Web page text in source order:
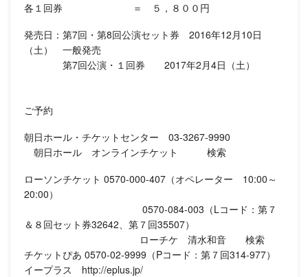
各１回券 ＝ ５，８００円
発売日：第7回・第8回公演セット券 2016年12月10日
（土） 一般発売
第7回公演・１回券 2017年2月4日（土）
ご予約
朝日ホール・チケットセンター 03-3267-9990
朝日ホール オンラインチケット 検索
ローソンチケット 0570-000-407（オペレーター 10:00～
20:00）
0570-084-003（Lコード：第７
＆８回セット券32642、第７回35507）
ローチケ 清水和音 検索
チケットぴあ 0570-02-9999（Pコード：第７回314-977）
イープラス http://eplus.jp/